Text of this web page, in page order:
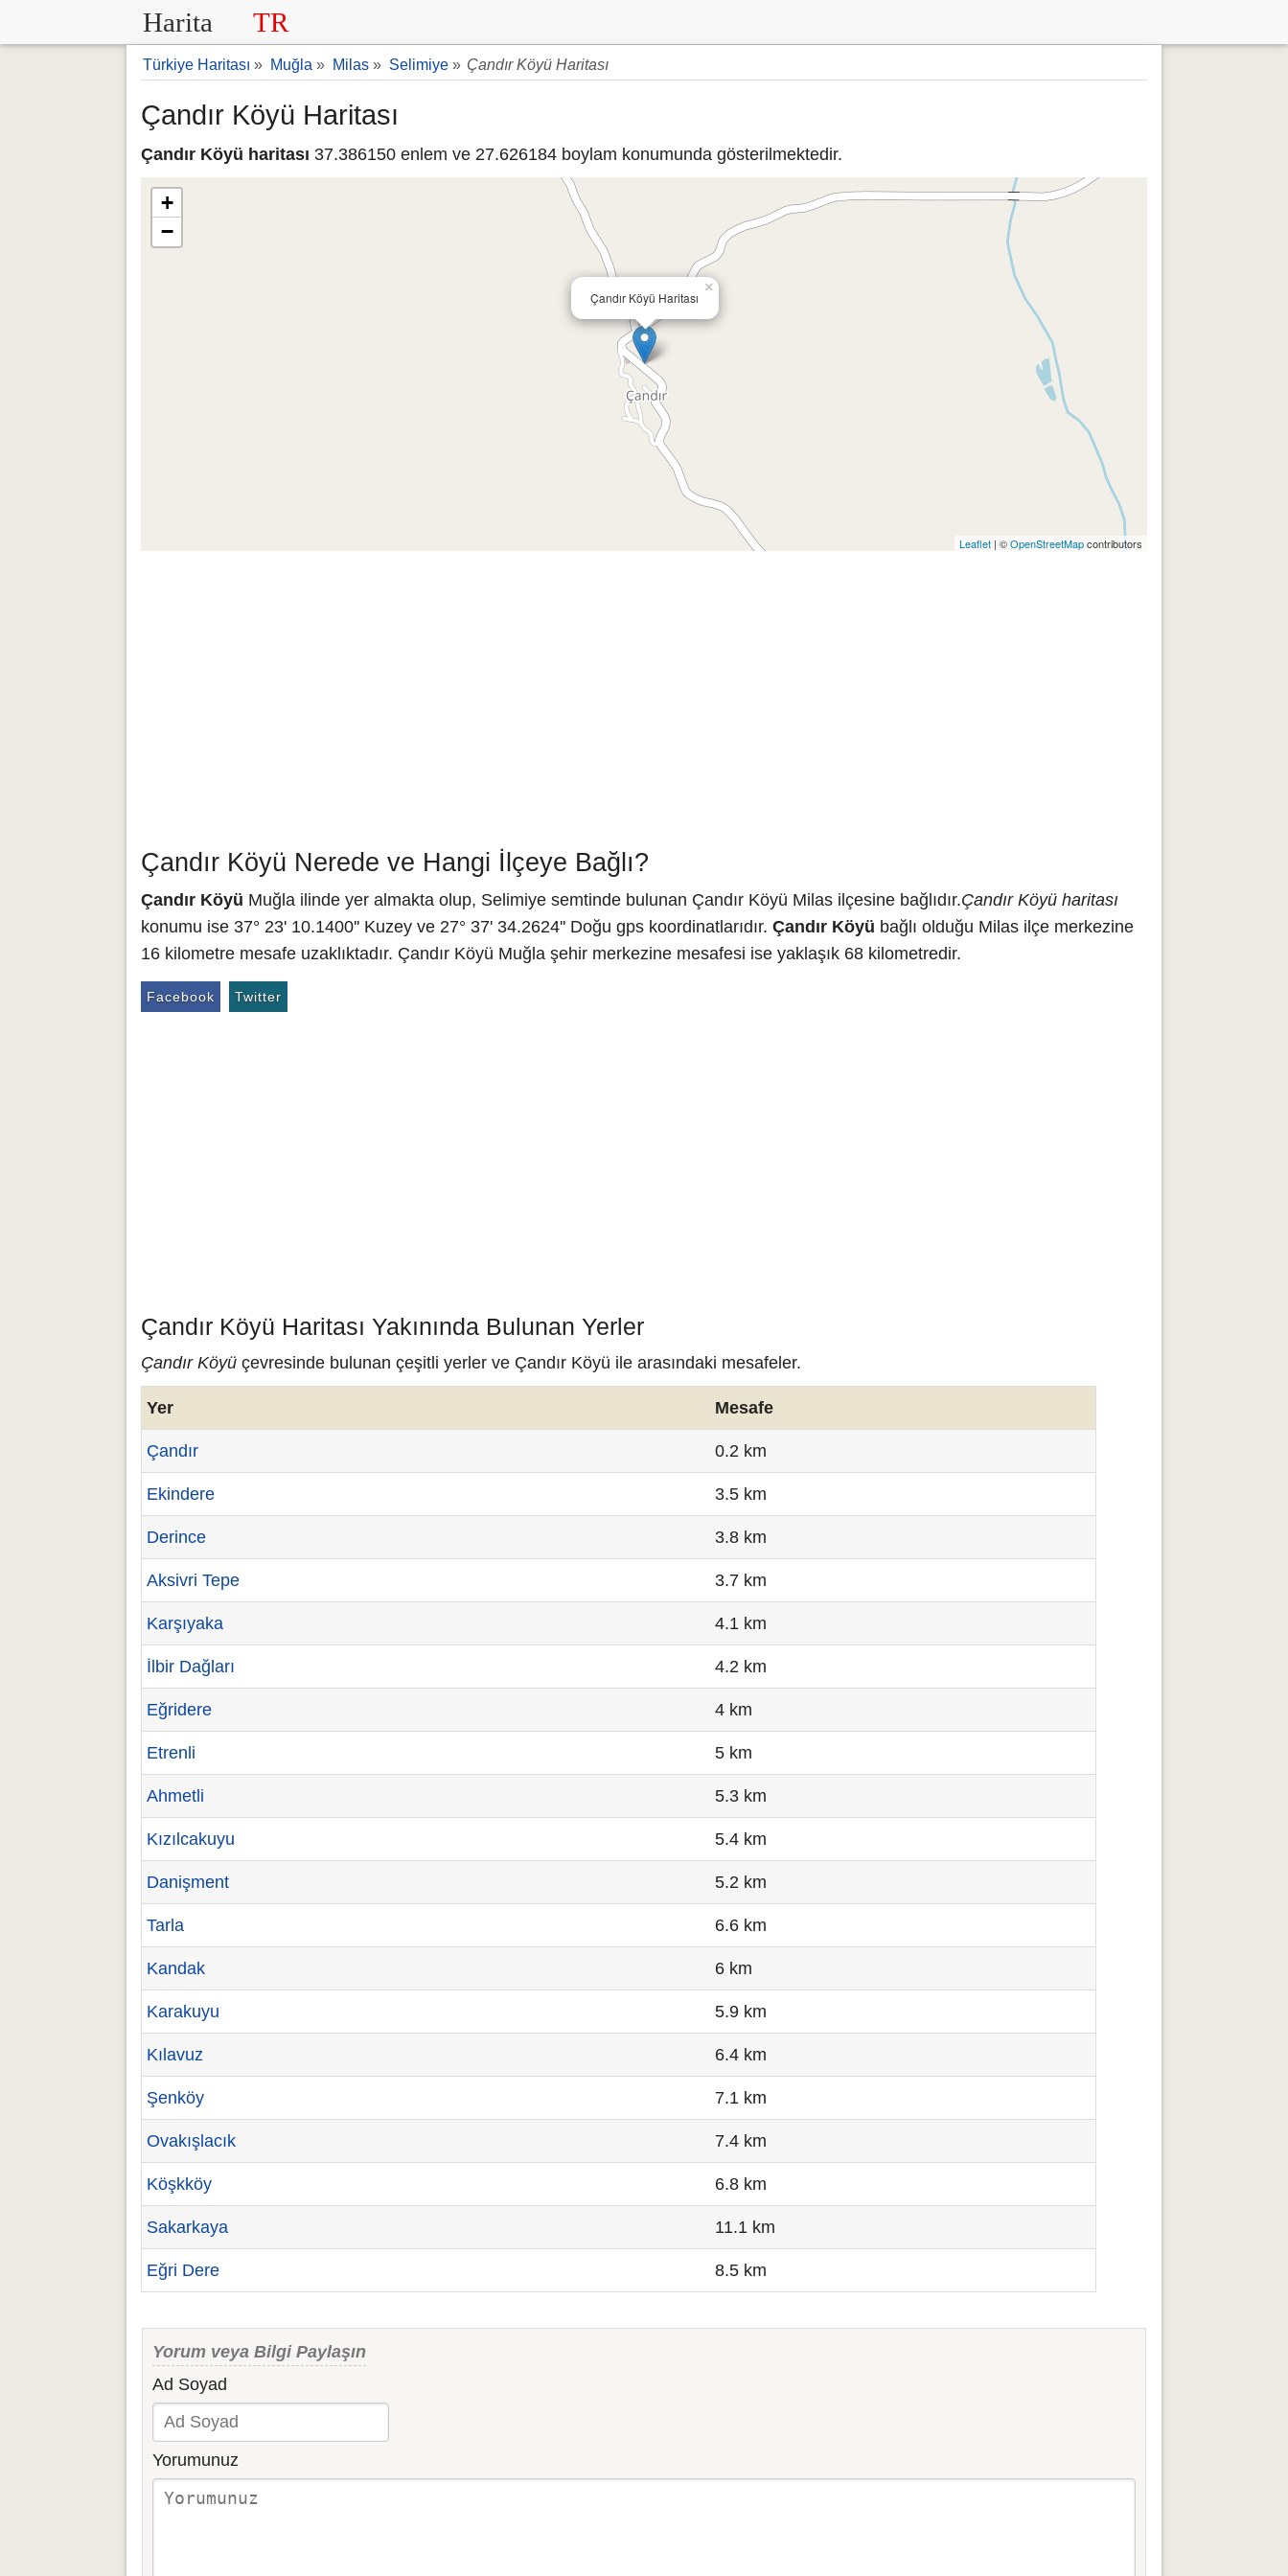
Harita TR
Türkiye Haritası » Muğla » Milas » Selimiye » Çandır Köyü Haritası
Çandır Köyü Haritası
Çandır Köyü haritası 37.386150 enlem ve 27.626184 boylam konumunda gösterilmektedir.
Çandır Köyü Haritası
×
+
−
Leaflet | ©OpenStreetMapcontributors
Çandır Köyü Nerede ve Hangi İlçeye Bağlı?
Çandır Köyü Muğla ilinde yer almakta olup, Selimiye semtinde bulunan Çandır Köyü Milas ilçesine bağlıdır.Çandır Köyü haritası
konumu ise 37° 23' 10.1400'' Kuzey ve 27° 37' 34.2624'' Doğu gps koordinatlarıdır. Çandır Köyü bağlı olduğu Milas ilçe merkezine
16 kilometre mesafe uzaklıktadır. Çandır Köyü Muğla şehir merkezine mesafesi ise yaklaşık 68 kilometredir.
Facebook Twitter
Çandır Köyü Haritası Yakınında Bulunan Yerler
Çandır Köyü çevresinde bulunan çeşitli yerler ve Çandır Köyü ile arasındaki mesafeler.
Yer Mesafe
Çandır 0.2 km
Ekindere 3.5 km
Derince 3.8 km
Aksivri Tepe 3.7 km
Karşıyaka 4.1 km
İlbir Dağları 4.2 km
Eğridere 4 km
Etrenli 5 km
Ahmetli 5.3 km
Kızılcakuyu 5.4 km
Danişment 5.2 km
Tarla 6.6 km
Kandak 6 km
Karakuyu 5.9 km
Kılavuz 6.4 km
Şenköy 7.1 km
Ovakışlacık 7.4 km
Köşkköy 6.8 km
Sakarkaya 11.1 km
Eğri Dere 8.5 km
Yorum veya Bilgi Paylaşın
Ad Soyad
Yorumunuz